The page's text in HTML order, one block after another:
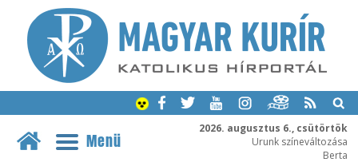
2026. augusztus 6., csütörtök
Urunk színeváltozása
Berta
Menü